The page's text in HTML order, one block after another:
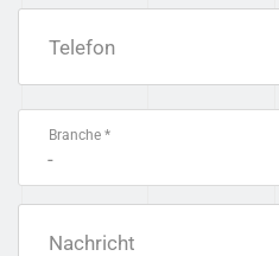
Telefon
Branche *
-
Nachricht